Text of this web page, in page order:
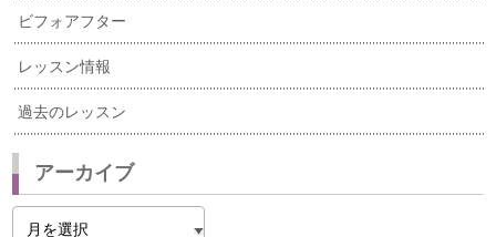
ビフォアフター
レッスン情報
過去のレッスン
アーカイブ